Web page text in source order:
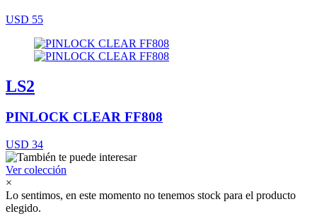
USD 55
LS2
PINLOCK CLEAR FF808
USD 34
Ver colección
×
Lo sentimos, en este momento no tenemos stock para el producto
elegido.